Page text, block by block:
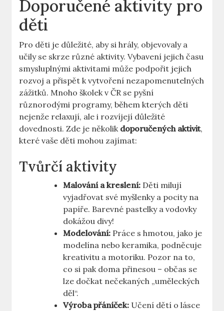
Doporučené aktivity pro
děti
Pro děti je důležité, aby si hrály, objevovaly a
učily se skrze různé aktivity. Vybavení jejich času
smysluplnými aktivitami může podpořit jejich
rozvoj a přispět k vytvoření nezapomenutelných
zážitků. Mnoho školek v ČR se pyšní
různorodými programy, během kterých děti
nejenže relaxují, ale i rozvíjejí důležité
dovednosti. Zde je několik doporučených aktivit,
které vaše děti mohou zajímat:
Tvůrčí aktivity
Malování a kreslení: Děti milují
vyjadřovat své myšlenky a pocity na
papíře. Barevné pastelky a vodovky
dokážou divy!
Modelování: Práce s hmotou, jako je
modelína nebo keramika, podněcuje
kreativitu a motoriku. Pozor na to,
co si pak doma přinesou – občas se
lze dočkat nečekaných „uměleckých
děl“.
Výroba přáníček: Učení dětí o lásce